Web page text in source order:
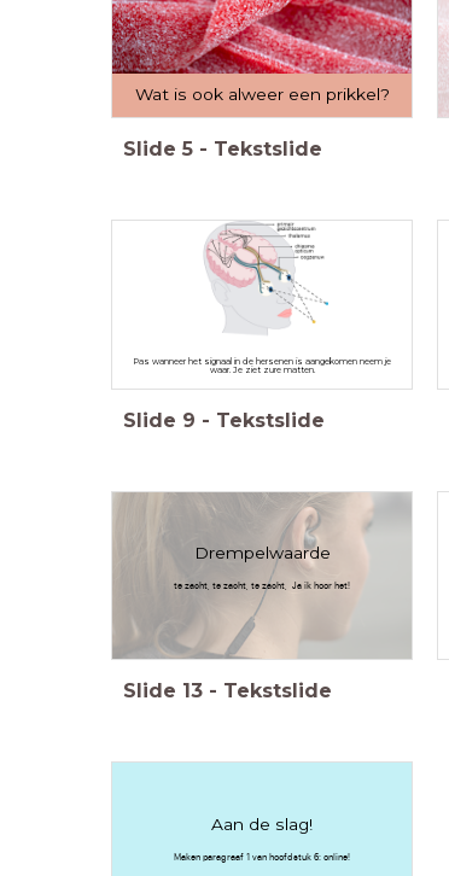
Wat is ook alweer een prikkel?
Slide 5 - Tekstslide
Pas wanneer het signaal in de hersenen is aangekomen neem je
waar. Je ziet zure matten.
Slide 9 - Tekstslide
Drempelwaarde
te zacht, te zacht, te zacht, Ja ik hoor het!
Slide 13 - Tekstslide
Aan de slag!
Maken paragraaf 1 van hoofdstuk 6: online!